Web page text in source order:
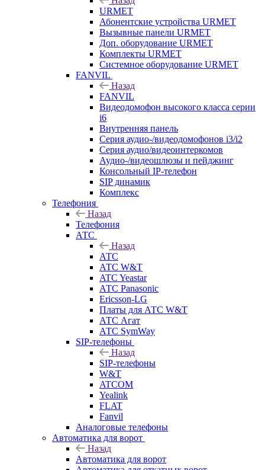
URMET
Абонентские устройства URMET
Вызывные панели URMET
Доп. оборудование URMET
Комплекты URMET
Системное оборудование URMET
FANVIL
Назад
FANVIL
Видеодомофон высокого класса серии
i6
Внутренняя панель
Серия аудио-/видеодомофонов i3/i2
Серия аудио/видеоинтеркомов
Аудио-/видеошлюзы и пейджинг
Консольный IP-телефон
SIP динамик
Комплекс
Телефония
Назад
Телефония
АТС
Назад
АТС
АТС W&T
ATC Yeastar
АТС Panasonic
Ericsson-LG
Платы для АТС W&T
АТС Агат
АТС SymWay
SIP-телефоны
Назад
SIP-телефоны
W&T
ATCOM
Yealink
FLAT
Fanvil
Аналоговые телефоны
Автоматика для ворот
Назад
Автоматика для ворот